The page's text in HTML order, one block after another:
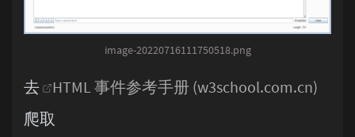
<rt
<script >
< section >
image-20220716111750518.png
去
HTML 事件参考手册 (w3school.com.cn)
爬取